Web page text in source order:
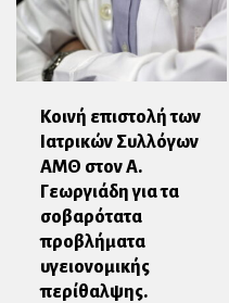
Κοινή επιστολή των
Ιατρικών Συλλόγων
ΑΜΘ στον Α.
Γεωργιάδη για τα
σοβαρότατα
προβλήματα
υγειονομικής
περίθαλψης.